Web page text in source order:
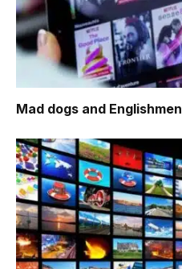
Mad dogs and Englishmen